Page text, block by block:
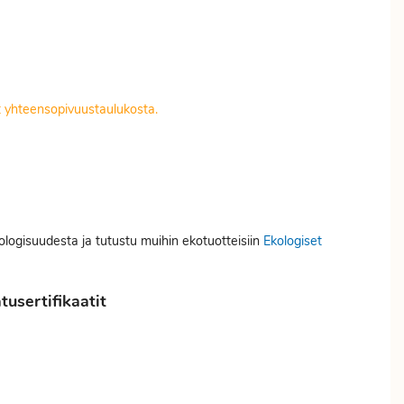
ja tutustu muihin ekotuotteisiin Ekologiset